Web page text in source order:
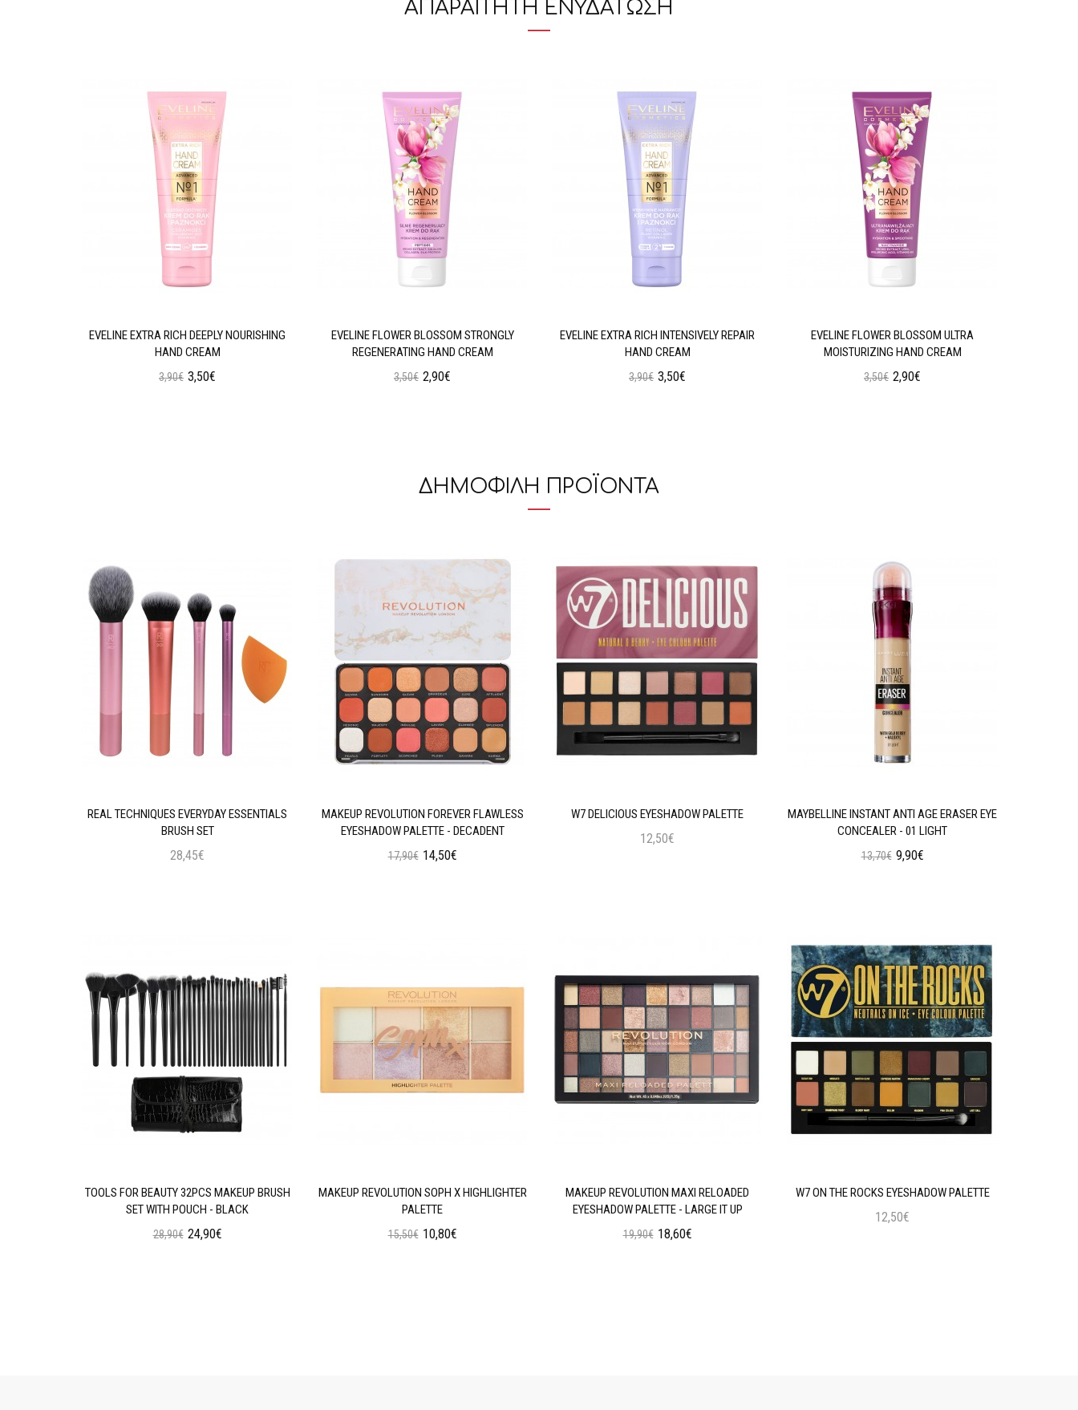
ΑΠΑΡΑΙΤΗΤΗ ΕΝΥΔΑΤΩΣΗ
EVELINE EXTRA RICH DEEPLY NOURISHING
HAND CREAM
3,90€ 3,50€
EVELINE FLOWER BLOSSOM STRONGLY
REGENERATING HAND CREAM
3,50€ 2,90€
EVELINE EXTRA RICH INTENSIVELY REPAIR
HAND CREAM
3,90€ 3,50€
EVELINE FLOWER BLOSSOM ULTRA
MOISTURIZING HAND CREAM
3,50€ 2,90€
ΔΗΜΟΦΙΛΗ ΠΡΟΪΟΝΤΑ
REAL TECHNIQUES EVERYDAY ESSENTIALS
BRUSH SET
28,45€
TOOLS FOR BEAUTY 32PCS MAKEUP BRUSH
SET WITH POUCH - BLACK
28,90€ 24,90€
MAKEUP REVOLUTION FOREVER FLAWLESS
EYESHADOW PALETTE - DECADENT
17,90€ 14,50€
MAKEUP REVOLUTION SOPH X HIGHLIGHTER
PALETTE
15,50€ 10,80€
W7 DELICIOUS EYESHADOW PALETTE
12,50€
MAKEUP REVOLUTION MAXI RELOADED
EYESHADOW PALETTE - LARGE IT UP
19,90€ 18,60€
MAYBELLINE INSTANT ANTI AGE ERASER EYE
CONCEALER - 01 LIGHT
13,70€ 9,90€
W7 ON THE ROCKS EYESHADOW PALETTE
12,50€